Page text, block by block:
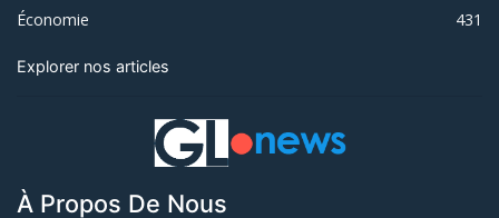
Économie
431
Explorer nos articles
À Propos De Nous